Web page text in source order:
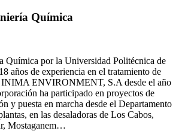
Química
Química por la Universidad Politécnica de
años de experiencia en el tratamiento de
INIMA ENVIRONMENT, S.A desde el año
ha participado en proyectos de
y puesta en marcha desde el Departamento
en las desaladoras de Los Cabos,
Mostaganem…